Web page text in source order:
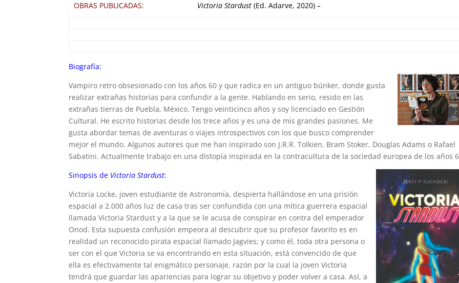
OBRAS PUBLICADAS: Victoria Stardust (Ed. Adarve, 2020)–
Biografía:
Vampiro retro obsesionado con los años 60 y que radica en un antiguo búnker, donde gusta
realizar extrañas historias para confundir a la gente. Hablando en serio, resido en las
extrañas tierras de Puebla, México. Tengo veinticinco años y soy licenciado en Gestión
Cultural. He escrito historias desde los trece años y es una de mis grandes pasiones. Me
gusta abordar temas de aventuras o viajes introspectivos con los que busco comprender
mejor el mundo. Algunos autores que me han inspirado son J.R.R. Tolkien, Bram Stoker, Douglas Adams o Rafael
Sabatini. Actualmente trabajo en una distopía inspirada en la contracultura de la sociedad europea de los años
Sinopsis de Victoria Stardust:
Victoria Locke, joven estudiante de Astronomía, despierta hallándose en una prisión
espacial a 2.000 años luz de casa tras ser confundida con una mítica guerrera espacial
llamada Victoria Stardust y a la que se le acusa de conspirar en contra del emperador
Onod. Esta supuesta confusión empeora al descubrir que su profesor favorito es en
realidad un reconocido pirata espacial llamado Jagvies; y como él, toda otra persona o
ser con el que Victoria se va encontrando en esta situación, está convencido de que
ella es efectivamente tal enigmático personaje, razón por la cual la joven Victoria
tendrá que guardar las apariencias para lograr su objetivo y poder volver a casa. Así, a